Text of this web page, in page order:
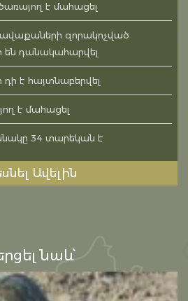
է մահացել
զորակոչված
դանակահարվել
է հայտնաբերվել
է մահացել
34 տարեկան է
Ավելին
նաև՝